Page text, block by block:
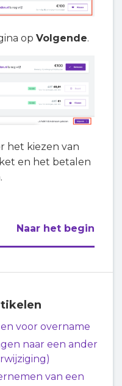
op Volgende.
het kiezen van
en het betalen
Naar het begin
voor overname
naar een ander
van een